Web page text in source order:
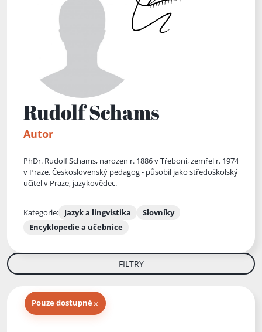
Rudolf Schams
Autor
PhDr. Rudolf Schams, narozen r. 1886 v Třeboni, zemřel r. 1974
v Praze. Československý pedagog - působil jako středoškolský
učitel v Praze, jazykovědec.
Kategorie: Jazyk a lingvistika
Slovníky
Encyklopedie a učebnice
FILTRY
Pouze dostupné×